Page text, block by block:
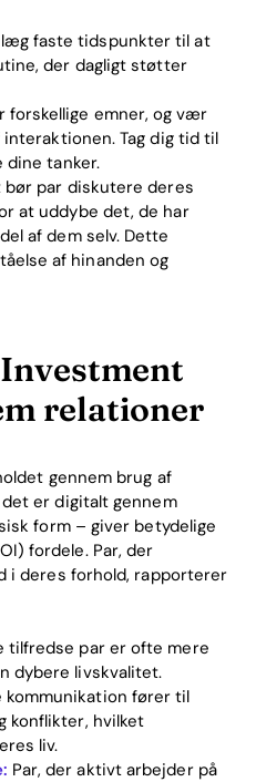
faste tidspunkter til at
der dagligt støtter
forskellige emner, og vær
Tag dig tid til
dine tanker.
bør par diskutere deres
at uddybe det, de har
af dem selv. Dette
af hinanden og
relationer
gennem brug af
er digitalt gennem
form – giver betydelige
fordele. Par, der
deres forhold, rapporterer
tilfredse par er ofte mere
dybere livskvalitet.
kommunikation fører til
konflikter, hvilket
liv.
Par, der aktivt arbejder på